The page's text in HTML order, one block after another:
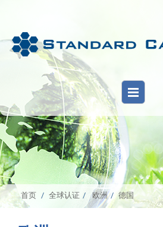
首页 全球认证 欧洲 德国